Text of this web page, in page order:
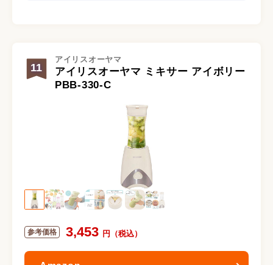
11
アイリスオーヤマ
アイリスオーヤマ ミキサー アイボリー
PBB-330-C
3,453